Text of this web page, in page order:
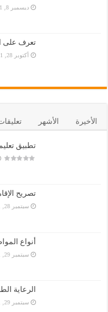
ديسمبر 8, 2021
تعرف على
أكتوبر 28, 2021
الأخيرة الأشهر
تطبيق
تصريح
سبتمبر 28, 2021
أنواع
سبتمبر 29, 2021
الرعاية
سبتمبر 29, 2021